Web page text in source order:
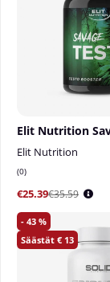
Elit Nutrition
0
€25.39€35.59
43
13